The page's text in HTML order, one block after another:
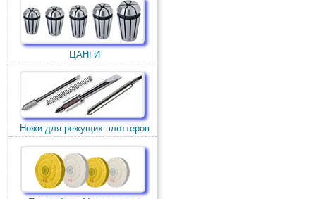
ЦАНГИ
Ножи для режущих плоттеров